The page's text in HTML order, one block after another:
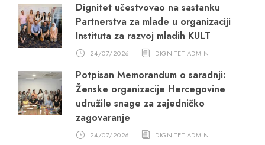
Dignitet učestvovao na sastanku
Partnerstva za mlade u organizaciji
Instituta za razvoj mladih KULT
24/07/2026 DIGNITET ADMIN
Potpisan Memorandum o saradnji:
Ženske organizacije Hercegovine
udružile snage za zajedničko
zagovaranje
24/07/2026 DIGNITET ADMIN